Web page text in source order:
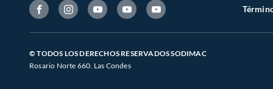
© TODOS LOS DERECHOS RESERVADOS SODIMAC
Rosario Norte 660. Las Condes